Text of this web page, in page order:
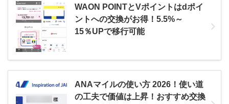
WAON POINTとVポイントはdポイ
ントへの交換がお得！5.5%～
15％UPで移行可能
ANAマイルの使い方 2026！使い道
の工夫で価値は上昇！おすすめ交換